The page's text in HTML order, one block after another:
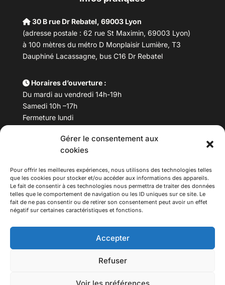
Gérer le consentement aux
cookies
Pour offrir les meilleures expériences, nous utilisons des technologies telles
que les cookies pour stocker et/ou accéder aux informations des appareils.
Le fait de consentir à ces technologies nous permettra de traiter des données
telles que le comportement de navigation ou les ID uniques sur ce site. Le
fait de ne pas consentir ou de retirer son consentement peut avoir un effet
négatif sur certaines caractéristiques et fonctions.
Accepter
Refuser
Voir les préférences
30 B rue Dr Rebatel, 69003 Lyon
(adresse postale : 62 rue St Maximin, 69003 Lyon)
à 100 mètres du métro D Monplaisir Lumière, T3
Dauphiné Lacassagne, bus C16 Dr Rebatel
Horaires d’ouverture :
Du mardi au vendredi 14h-19h
Samedi 10h –17h
Fermeture lundi
Téléphone : 04 78 53 06 40
maisondesculturesasiatiques@asiexpo.com